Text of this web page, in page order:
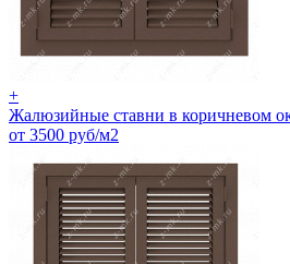
+
Жалюзийные ставни в коричневом
от 3500 руб/м2